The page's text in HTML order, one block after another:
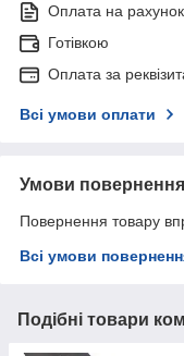
Оплата на рахунок
Готівкою
Оплата за
Всі умови оплати
Умови повернення
Повернення товару
Всі умови
Подібні товари